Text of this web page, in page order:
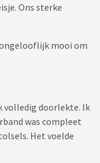
Ons sterke
mooi om
volledig doorlekte. Ik
was compleet
Het voelde